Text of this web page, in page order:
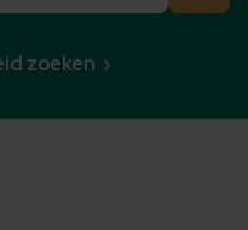
zoeken